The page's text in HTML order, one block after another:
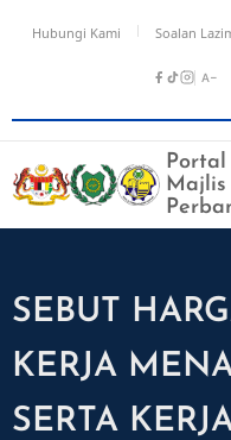
Hubungi Kami Soalan
A−
Portal
Majlis
SEBUT
KERJA
SERTA